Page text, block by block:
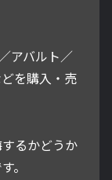
アバルト／
を購入・売
るかどうか
。